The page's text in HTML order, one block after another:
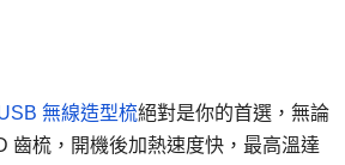
無線造型梳絕對是你的首選，無論
齒梳，開機後加熱速度快，最高溫達